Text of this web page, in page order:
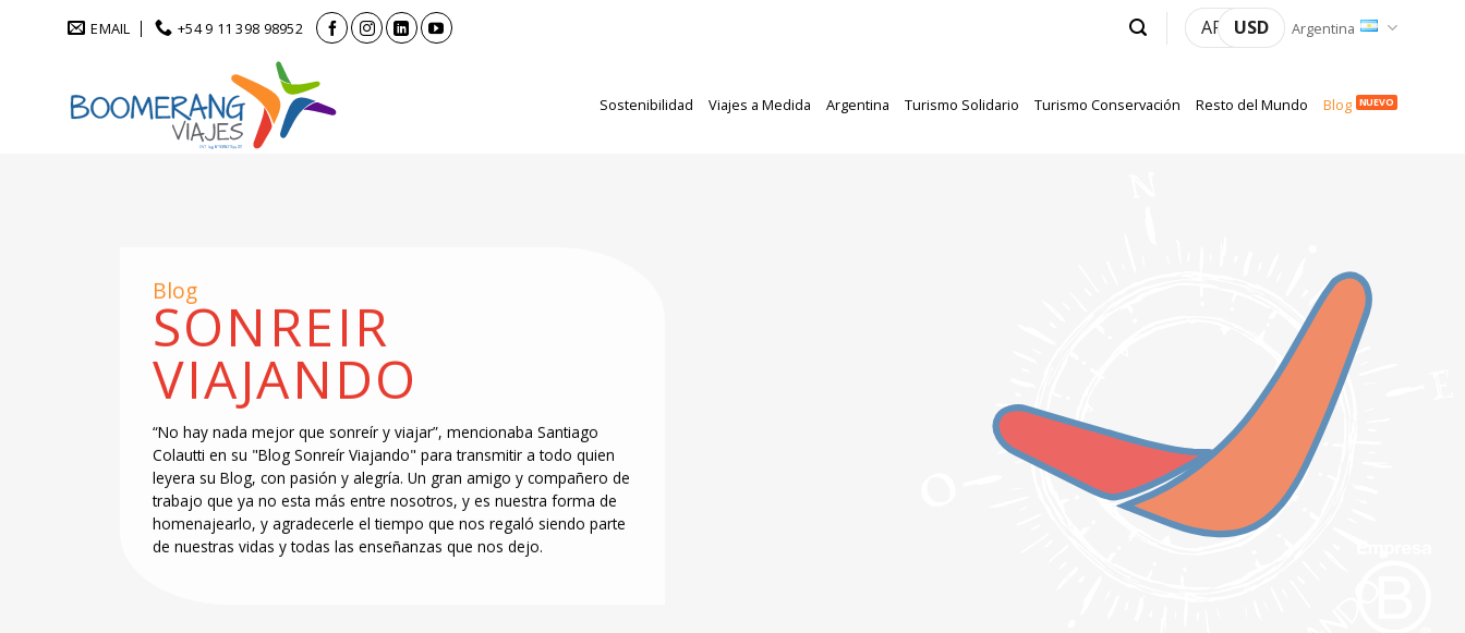
EMAIL +54 9 11 398 98952 ARS USD Argentina
Sostenibilidad Viajes a Medida Argentina Turismo Solidario Turismo Conservación Resto del Mundo Blog
Blog
SONREIR
VIAJANDO
“No hay nada mejor que sonreír y viajar”, mencionaba Santiago
Colautti en su "Blog Sonreír Viajando" para transmitir a todo quien
leyera su Blog, con pasión y alegría. Un gran amigo y compañero de
trabajo que ya no esta más entre nosotros, y es nuestra forma de
homenajearlo, y agradecerle el tiempo que nos regaló siendo parte
de nuestras vidas y todas las enseñanzas que nos dejo.